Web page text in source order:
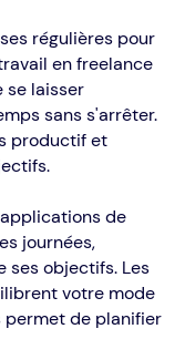
régulières pour
en freelance
se laisser
sans s'arrêter.
productif et
de
journées,
ses objectifs. Les
votre mode
permet de planifier